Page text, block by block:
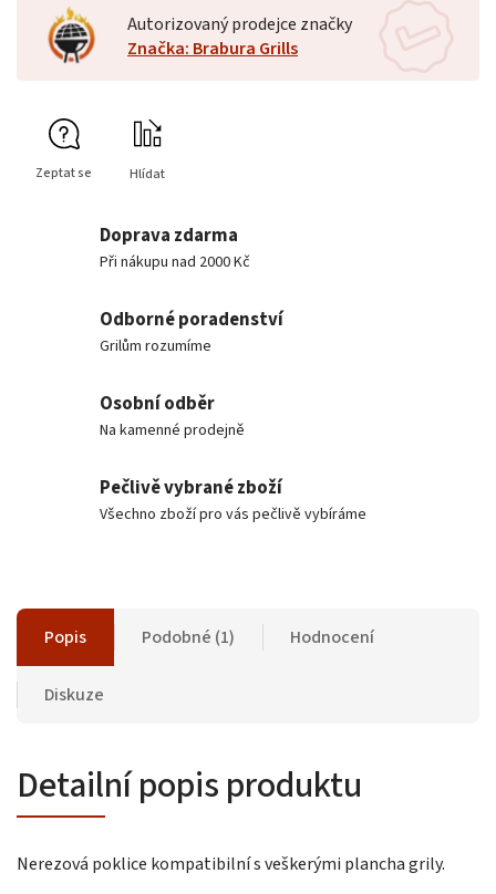
Autorizovaný prodejce značky
Značka: Brabura Grills
Zeptat se Hlídat
Doprava zdarma
Při nákupu nad 2000 Kč
Odborné poradenství
Grilům rozumíme
Osobní odběr
Na kamenné prodejně
Pečlivě vybrané zboží
Všechno zboží pro vás pečlivě vybíráme
Popis Podobné (1) Hodnocení
Diskuze
Detailní popis produktu
Nerezová poklice kompatibilní s veškerými plancha grily.